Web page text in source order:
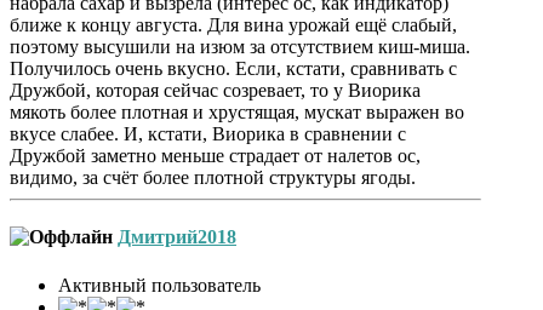
ближе к концу августа. Для вина урожай ещё слабый,
поэтому высушили на изюм за отсутствием киш-миша.
Получилось очень вкусно. Если, кстати, сравнивать с
Дружбой, которая сейчас созревает, то у Виорика
мякоть более плотная и хрустящая, мускат выражен во
вкусе слабее. И, кстати, Виорика в сравнении с
Дружбой заметно меньше страдает от налетов ос,
видимо, за счёт более плотной структуры ягоды.
Дмитрий2018
Активный пользователь